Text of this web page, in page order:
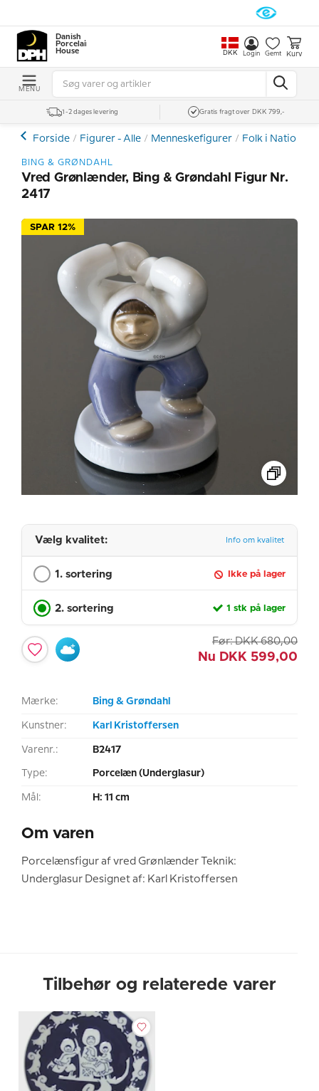
Danish
Porcelain
House
DKK Login Gemt Kurv
MENU
1-2 dages levering Gratis fragt over DKK 799,-
Forside Figurer - Alle Menneskefigurer Folk i
BING & GRØNDAHL
Vred Grønlænder, Bing & Grøndahl Figur Nr.
2417
SPAR 12%
Vælg kvalitet: Info om kvalitet
1. sortering Ikke på lager
2. sortering 1 stk på lager
Før: DKK 680,00
Nu DKK 599,00
Mærke: Bing & Grøndahl
Kunstner: Karl Kristoffersen
Varenr.: B2417
Type: Porcelæn (Underglasur)
Mål: H: 11 cm
Om varen
Porcelænsfigur af vred Grønlænder Teknik:
Underglasur Designet af: Karl Kristoffersen
Tilbehør og relaterede varer